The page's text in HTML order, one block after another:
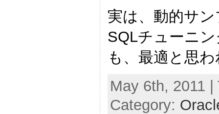
実は、動的サ
SQLチューニ
も、最適と思
May 6th, 2011
Category: